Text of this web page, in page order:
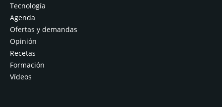
Tecnología
Agenda
Ofertas y demandas
Opinión
Recetas
Formación
Vídeos